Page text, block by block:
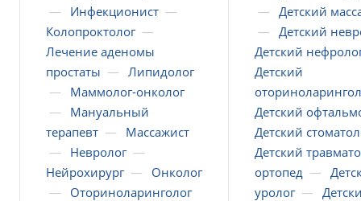
—
Инфекционист —
Колопроктолог —
Лечение аденомы
простаты — Липидолог
—
Маммолог-онколог
—
Мануальный
терапевт —
Массажист
—
Невролог —
Нейрохирург —
Онколог
—
Оториноларинголог
— Детский
— Детский
Детский
Детский
Детский
Детский
Детский
ортопед —
уролог —